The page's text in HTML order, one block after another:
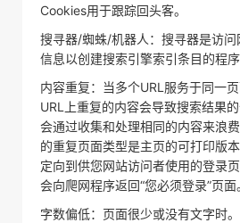
Cookies用于跟踪回头客。
搜寻器/蜘蛛/机器人：搜寻器是访
信息以创建搜索引擎索引条目的程序
内容重复：当多个URL服务于同一
URL上重复的内容会导致搜索结果
会通过收集和处理相同的内容来浪
的重复页面类型是主页的可打印版
定向到供您网站访问者使用的登录
会向爬网程序返回“您必须登录”页面
字数偏低：页面很少或没有文字时